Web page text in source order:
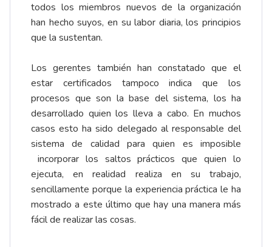
todos los miembros nuevos de la organización
han hecho suyos, en su labor diaria, los principios
que la sustentan.
Los gerentes también han constatado que el
estar certificados tampoco indica que los
procesos que son la base del sistema, los ha
desarrollado quien los lleva a cabo. En muchos
casos esto ha sido delegado al responsable del
sistema de calidad para quien es imposible
incorporar los saltos prácticos que quien lo
ejecuta, en realidad realiza en su trabajo,
sencillamente porque la experiencia práctica le ha
mostrado a este último que hay una manera más
fácil de realizar las cosas.